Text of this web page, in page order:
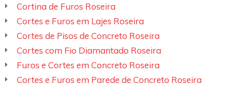
Cortina de Furos Roseira
Cortes e Furos em Lajes Roseira
Cortes de Pisos de Concreto Roseira
Cortes com Fio Diamantado Roseira
Furos e Cortes em Concreto Roseira
Cortes e Furos em Parede de Concreto Roseira